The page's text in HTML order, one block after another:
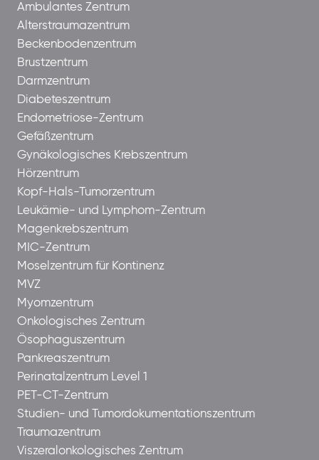
Ambulantes Zentrum
Alterstraumazentrum
Beckenbodenzentrum
Brustzentrum
Darmzentrum
Diabeteszentrum
Endometriose-Zentrum
Gefäßzentrum
Gynäkologisches Krebszentrum
Hörzentrum
Kopf-Hals-Tumorzentrum
Leukämie- und Lymphom-Zentrum
Magenkrebszentrum
MIC-Zentrum
Moselzentrum für Kontinenz
MVZ
Myomzentrum
Onkologisches Zentrum
Ösophaguszentrum
Pankreaszentrum
Perinatalzentrum Level 1
PET-CT-Zentrum
Studien- und Tumordokumentationszentrum
Traumazentrum
Viszeralonkologisches Zentrum